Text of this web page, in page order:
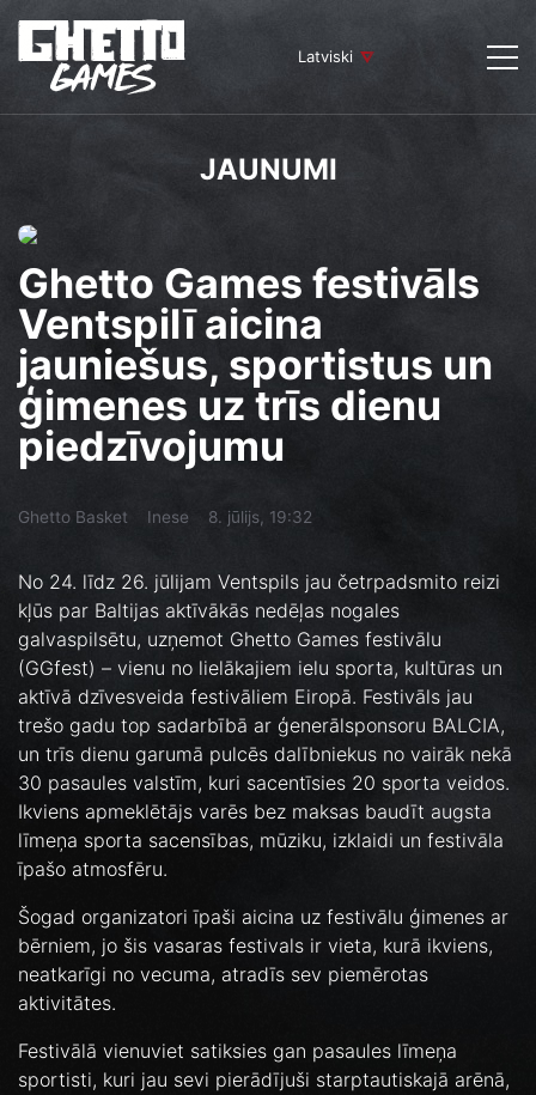
Latviski
JAUNUMI
Ghetto Games festivāls
Ventspilī aicina
jauniešus, sportistus un
ģimenes uz trīs dienu
piedzīvojumu
Ghetto Basket Inese 8. jūlijs, 19:32
No 24. līdz 26. jūlijam Ventspils jau četrpadsmito reizi
kļūs par Baltijas aktīvākās nedēļas nogales
galvaspilsētu, uzņemot Ghetto Games festivālu
(GGfest) – vienu no lielākajiem ielu sporta, kultūras un
aktīvā dzīvesveida festivāliem Eiropā. Festivāls jau
trešo gadu top sadarbībā ar ģenerālsponsoru BALCIA,
un trīs dienu garumā pulcēs dalībniekus no vairāk nekā
30 pasaules valstīm, kuri sacentīsies 20 sporta veidos.
Ikviens apmeklētājs varēs bez maksas baudīt augsta
līmeņa sporta sacensības, mūziku, izklaidi un festivāla
īpašo atmosfēru.
Šogad organizatori īpaši aicina uz festivālu ģimenes ar
bērniem, jo šis vasaras festivals ir vieta, kurā ikviens,
neatkarīgi no vecuma, atradīs sev piemērotas
aktivitātes.
Festivālā vienuviet satiksies gan pasaules līmeņa
sportisti, kuri jau sevi pierādījuši starptautiskajā arēnā,